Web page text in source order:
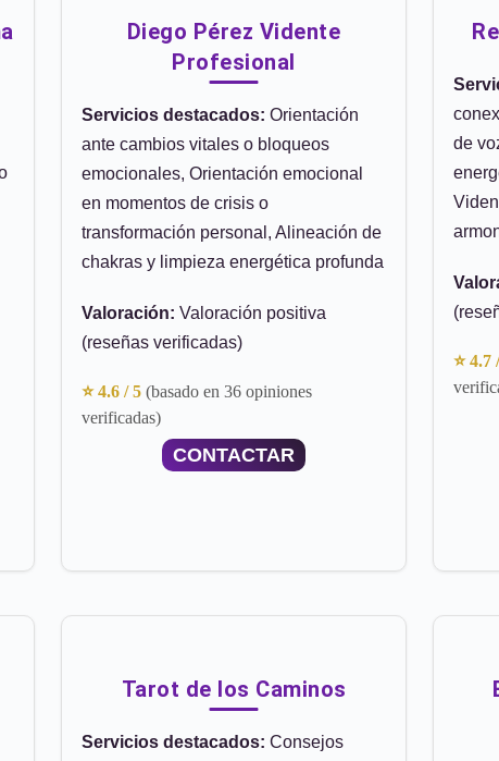
Diego Pérez Vidente
Profesional
Servicios destacados: Orientación
ante cambios vitales o bloqueos
emocionales, Orientación emocional
en momentos de crisis o
transformación personal, Alineación de
chakras y limpieza energética profunda
Valoración: Valoración positiva
(reseñas verificadas)
⭐ 4.6 / 5 (basado en 36 opiniones
verificadas)
CONTACTAR
de
⭐ 4.7
Tarot de los Caminos
Servicios destacados: Consejos